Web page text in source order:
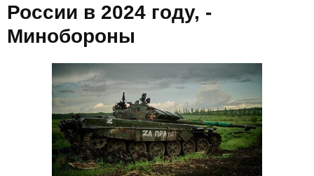
России в 2024 году, -
Минобороны